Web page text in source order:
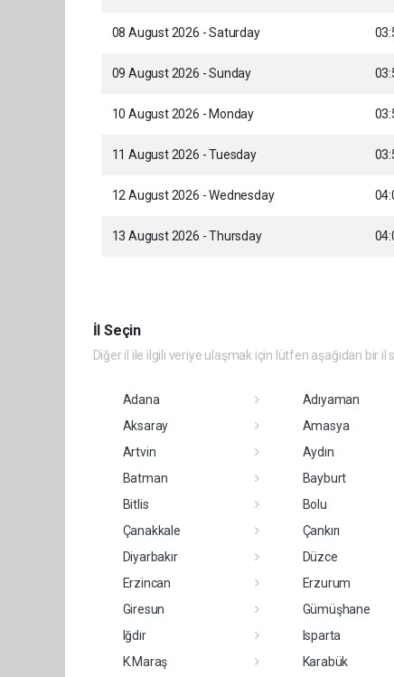
08 August 2026 - Saturday
09 August 2026 - Sunday
10 August 2026 - Monday
11 August 2026 - Tuesday
12 August 2026 - Wednesday
13 August 2026 - Thursday
İl Seçin
Diğer il ile ilgili veriye ulaşmak için lütfen aşağıdan bir il
Adana Adıyaman
Aksaray
Amasya
Artvin
Aydın
Batman
Bayburt
Bitlis
Bolu
Çanakkale
Çankırı
Diyarbakır
Düzce
Erzincan
Erzurum
Giresun
Gümüşhane
Iğdır
Isparta
K.Maraş
Karabük